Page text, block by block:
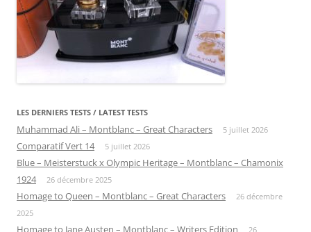
LES DERNIERS TESTS / LATEST TESTS
Muhammad Ali – Montblanc – Great Characters 5 juillet 2026
Comparatif Vert 14 5 juillet 2026
Blue – Meisterstuck x Olympic Heritage – Montblanc – Chamonix
1924
26 décembre 2025
Homage to Queen – Montblanc – Great Characters
26 décembre
2025
Homage to Jane Austen – Montblanc – Writers Edition
26